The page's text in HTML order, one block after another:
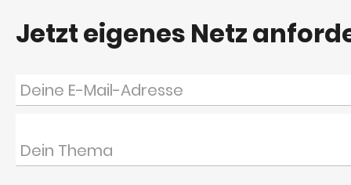
Jetzt eigenes Netz